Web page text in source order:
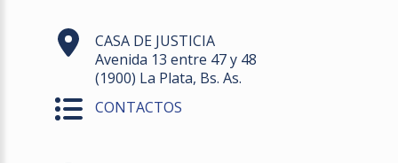
CASA DE JUSTICIA
Avenida 13 entre 47 y 48
(1900) La Plata, Bs. As.
CONTACTOS